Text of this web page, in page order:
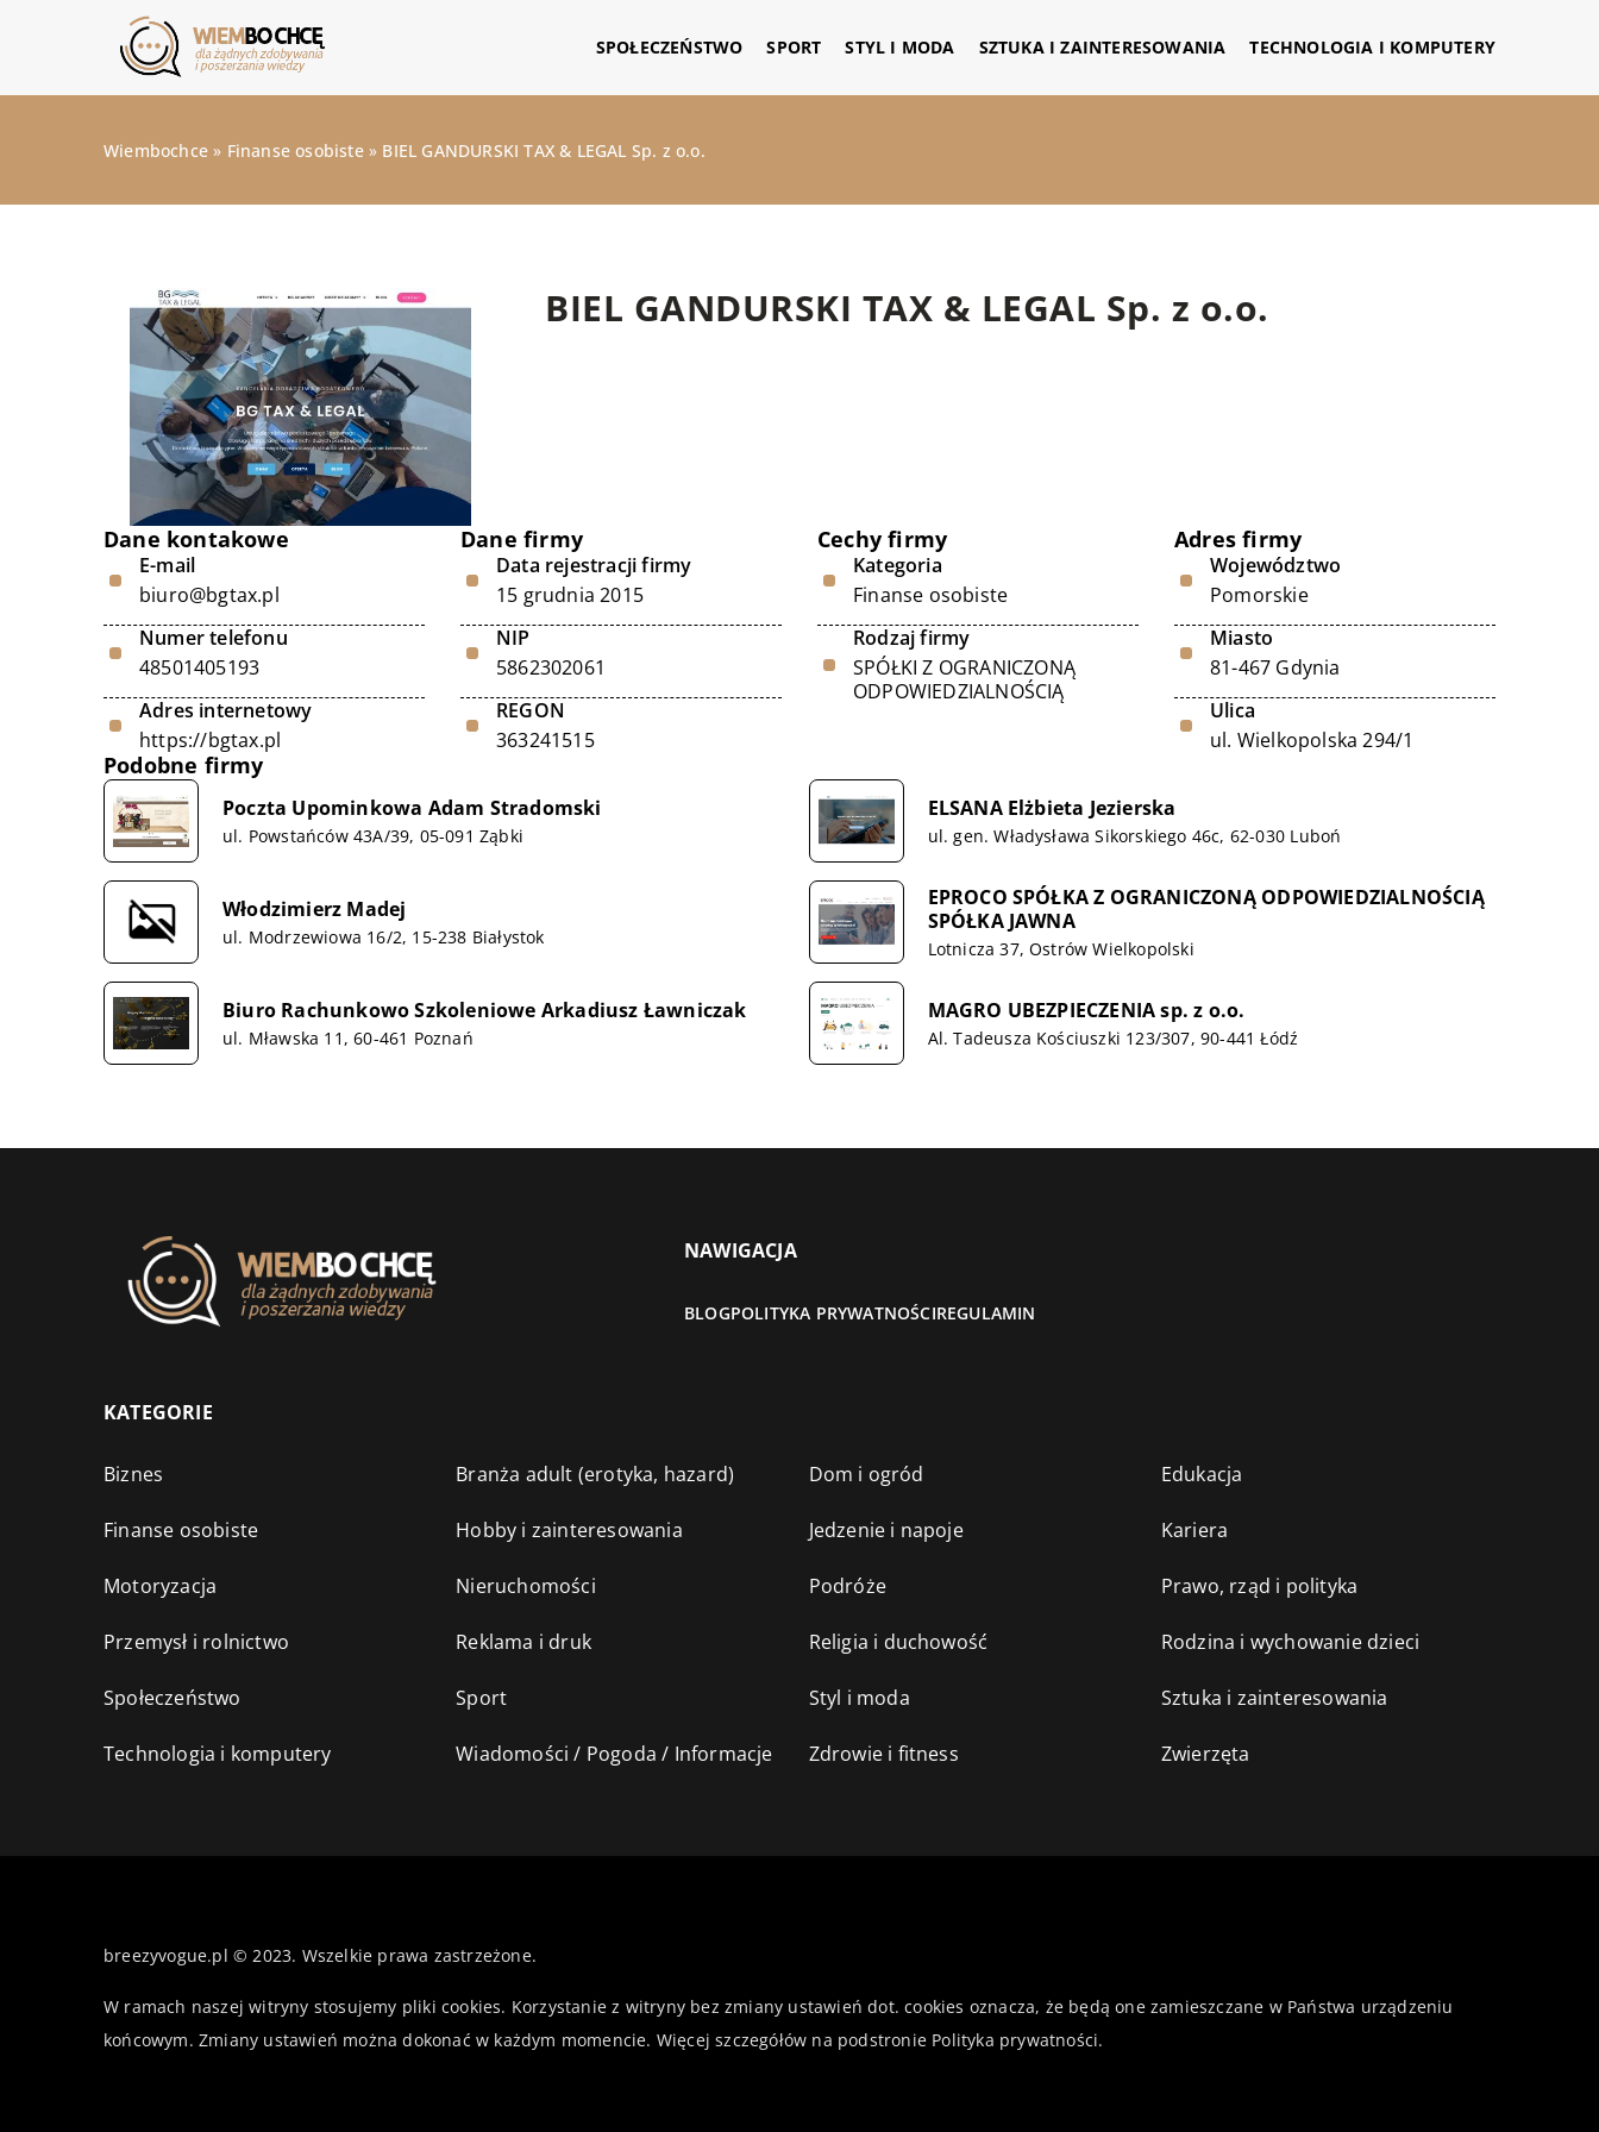
SPOŁECZEŃSTWO SPORT STYL I MODA SZTUKA I ZAINTERESOWANIA TECHNOLOGIA I KOMPUTERY
Wiembochce » Finanse osobiste» BIEL GANDURSKI TAX & LEGAL Sp. z o.o.
BIEL GANDURSKI TAX & LEGAL Sp. z o.o.
Dane kontakowe
E-mail
biuro@bgtax.pl
Numer telefonu
48501405193
Adres internetowy
https://bgtax.pl
Dane firmy
Data rejestracji firmy
15 grudnia 2015
NIP
5862302061
REGON
363241515
Cechy firmy
Kategoria
Finanse osobiste
Rodzaj firmy
SPÓŁKI Z OGRANICZONĄ
ODPOWIEDZIALNOŚCIĄ
Adres firmy
Województwo
Pomorskie
Miasto
81-467 Gdynia
Ulica
ul. Wielkopolska 294/1
Podobne firmy
Poczta Upominkowa Adam Stradomski
ul. Powstańców 43A/39, 05-091 Ząbki
ELSANA Elżbieta Jezierska
ul. gen. Władysława Sikorskiego 46c, 62-030 Luboń
Włodzimierz Madej
ul. Modrzewiowa 16/2, 15-238 Białystok
EPROCO SPÓŁKA Z OGRANICZONĄ ODPOWIEDZIALNOŚCIĄ
SPÓŁKA JAWNA
Lotnicza 37, Ostrów Wielkopolski
Biuro Rachunkowo Szkoleniowe Arkadiusz Ławniczak
ul. Mławska 11, 60-461 Poznań
MAGRO UBEZPIECZENIA sp. z o.o.
Al. Tadeusza Kościuszki 123/307, 90-441 Łódź
NAWIGACJA
BLOGPOLITYKA PRYWATNOŚCIREGULAMIN
KATEGORIE
Biznes Branża adult (erotyka, hazard) Dom i ogród Edukacja
Finanse osobiste Hobby i zainteresowania Jedzenie i napoje Kariera
Motoryzacja Nieruchomości Podróże Prawo, rząd i polityka
Przemysł i rolnictwo Reklama i druk Religia i duchowość Rodzina i wychowanie dzieci
Społeczeństwo Sport Styl i moda Sztuka i zainteresowania
Technologia i komputery Wiadomości / Pogoda / Informacje Zdrowie i fitness Zwierzęta
breezyvogue.pl © 2023. Wszelkie prawa zastrzeżone.
W ramach naszej witryny stosujemy pliki cookies. Korzystanie z witryny bez zmiany ustawień dot. cookies oznacza, że będą one zamieszczane w Państwa urządzeniu
końcowym. Zmiany ustawień można dokonać w każdym momencie. Więcej szczegółów na podstronie Polityka prywatności.